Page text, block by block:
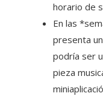
horario de
En las
presenta
podría ser
pieza